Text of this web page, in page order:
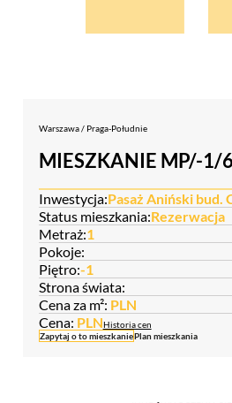
Warszawa / Praga-Południe
MIESZKANIE MP/-1/
Inwestycja:Pasaż Aniński bud.
Status mieszkania:Rezerwacja
Metraż:1
Pokoje:
Piętro:-1
Strona świata:
Cena za m²: PLN
Cena: PLNHistoria cen
Zapytaj o to mieszkaniePlan mieszkania